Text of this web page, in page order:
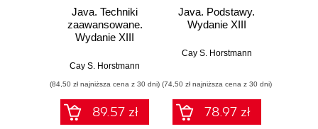
Java. Techniki
zaawansowane.
Wydanie XIII
Cay S. Horstmann
(84,50 zł najniższa cena z 30 dni)
89.57 zł
Java. Podstawy.
Wydanie XIII
Cay S. Horstmann
(74,50 zł najniższa cena z 30 dni)
78.97 zł